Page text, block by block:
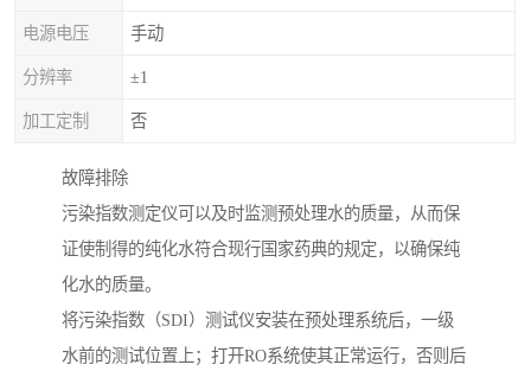
电源电压 手动
分辨率 ±1
加工定制 否
故障排除
污染指数测定仪可以及时监测预处理水的质量，从而保
证使制得的纯化水符合现行国家药典的规定，以确保纯
化水的质量。
将污染指数（SDI）测试仪安装在预处理系统后，一级
水前的测试位置上；打开RO系统使其正常运行，否则后